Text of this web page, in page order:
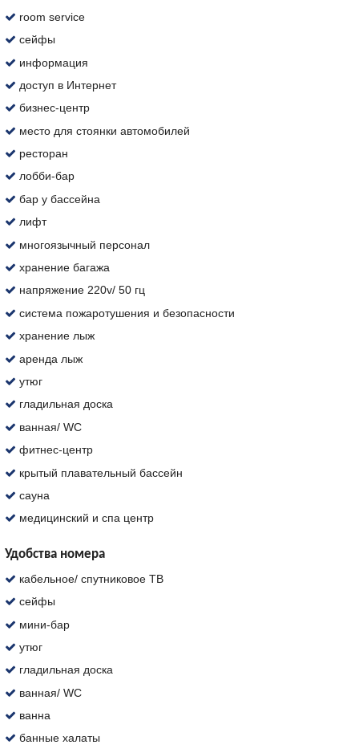
room service
сейфы
информация
доступ в Интернет
бизнес-центр
место для стоянки автомобилей
ресторан
лобби-бар
бар у бассейна
лифт
многоязычный персонал
хранение багажа
напряжение 220v/ 50 гц
система пожаротушения и безопасности
хранение лыж
аренда лыж
утюг
гладильная доска
ванная/ WC
фитнес-центр
крытый плавательный бассейн
сауна
медицинский и спа центр
Удобства номера
кабельное/ спутниковое ТВ
сейфы
мини-бар
утюг
гладильная доска
ванная/ WC
ванна
банные халаты